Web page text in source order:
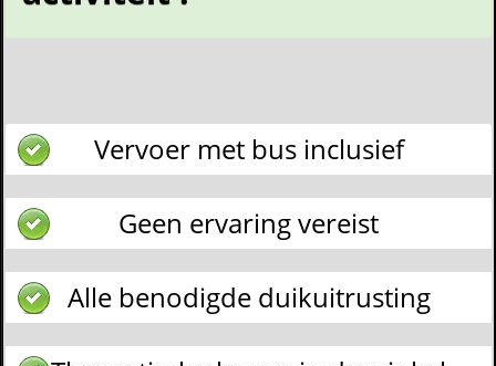
Vervoer met bus inclusief
Geen ervaring vereist
Alle benodigde duikuitrusting